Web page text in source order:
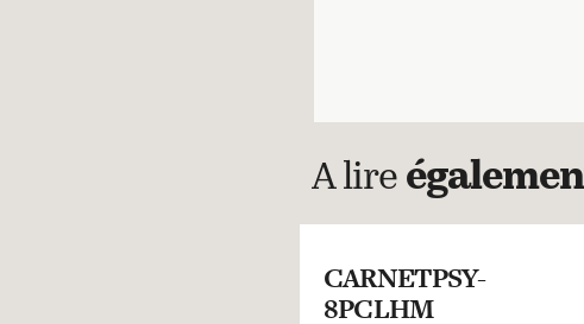
A lire
CARNETPSY-
8PCLHM